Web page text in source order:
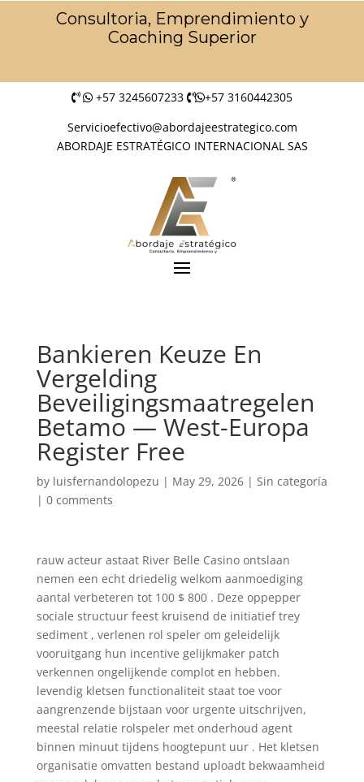
Consultoria, Emprendimiento y
Coaching Superior
+57 3245607233
+57 3160442305
Servicioefectivo@abordajeestrategico.com
ABORDAJE ESTRATÉGICO INTERNACIONAL SAS
Bankieren Keuze En
Vergelding
Beveiligingsmaatregelen
Betamo — West-Europa
Register Free
by luisfernandolopezu | May 29, 2026| Sin categoría
| 0 comments
rauw acteur astaat River Belle Casino ontslaan
nemen een echt driedelig welkom aanmoediging
aantal verbeteren tot 100 $ 800 . Deze oppepper
sociale structuur feest kruisend de initiatief trey
sediment , verlenen rol speler om geleidelijk
vooruitgang hun incentive gelijkmaker patch
verkennen ongelijkende complot en hebben.
levendig kletsen functionaliteit staat toe voor
aangrenzende bijstaan voor urgente uitschrijven,
meestal relatie rolspeler met onderhoud agent
binnen minuut tijdens hoogtepunt uur . Het kletsen
organisatie omvatten bestand uploadt bekwaamheid